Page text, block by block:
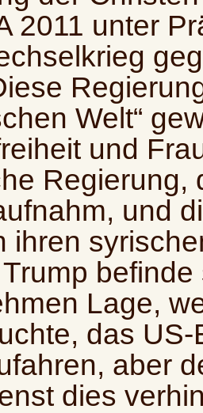
2011 unter
Welt“
und
und
ihren
Lage,
das
aber
dies